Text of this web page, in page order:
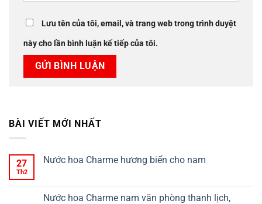
Lưu tên của tôi, email, và trang web trong trình duyệt
này cho lần bình luận kế tiếp của tôi.
BÀI VIẾT MỚI NHẤT
27
Th2
Nước hoa Charme hương biển cho nam
Nước hoa Charme nam văn phòng thanh lịch,